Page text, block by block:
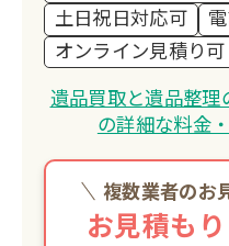
土日祝日対応可
オンライン見積り可
遺品買取と遺品整
の詳細な料金
複数業者のお
お見積も